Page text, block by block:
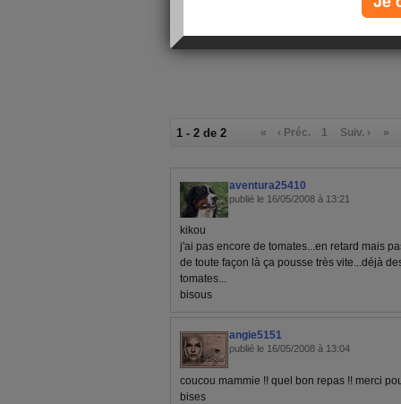
1 - 2 de 2 « ‹ Préc. 1 Suiv. › »
aventura25410
publié le 16/05/2008 à 13:21
kikou
j'ai pas encore de tomates...en retard mais
de toute façon là ça pousse très vite...déjà
tomates...
bisous
angie5151
publié le 16/05/2008 à 13:04
coucou mammie !! quel bon repas !! merci
bises